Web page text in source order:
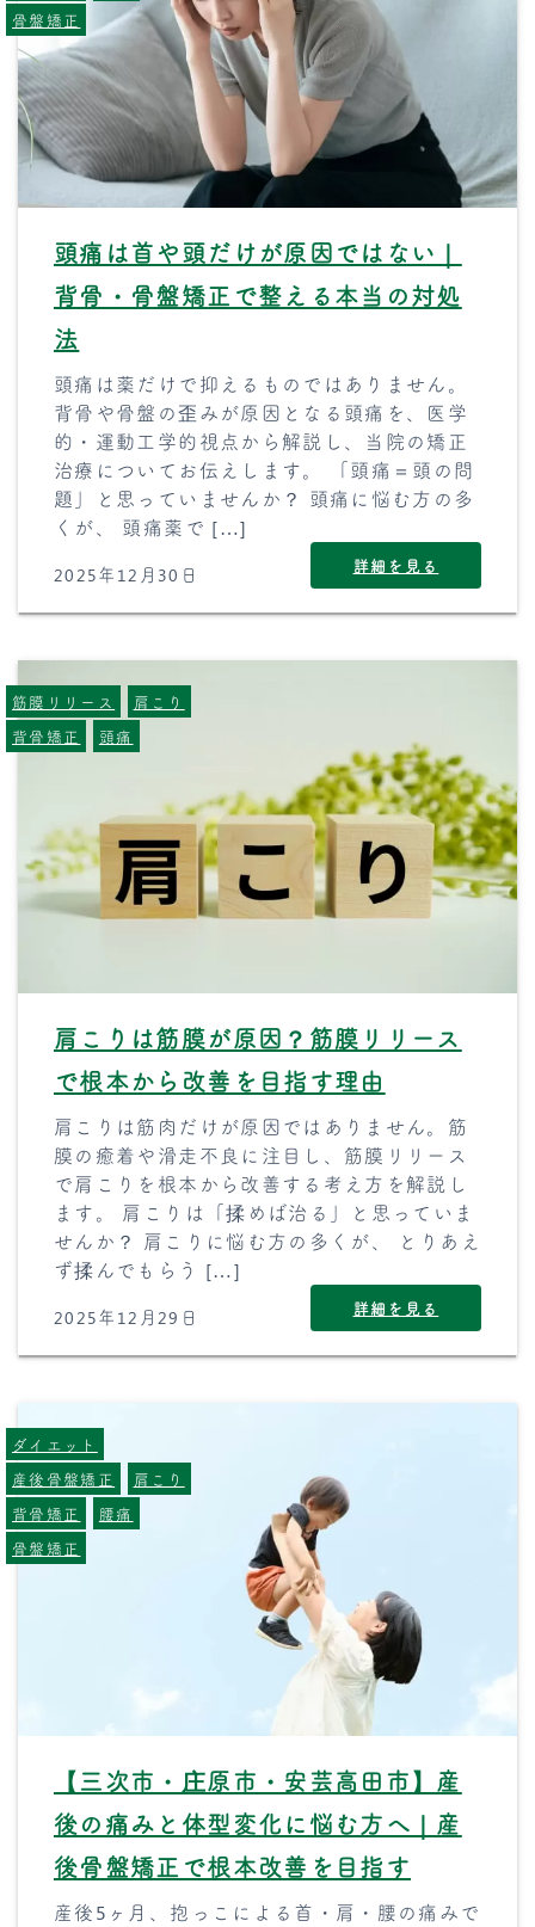
頭痛は首や頭だけが原因ではない｜
背骨・骨盤矯正で整える本当の対処
法
頭痛は薬だけで抑えるものではありません。
背骨や骨盤の歪みが原因となる頭痛を、医学
的・運動工学的視点から解説し、当院の矯正
治療についてお伝えします。 「頭痛＝頭の問
題」と思っていませんか？ 頭痛に悩む方の多
くが、 頭痛薬で […]
2025年12月30日 詳細を見る
骨盤矯正
肩こりは筋膜が原因？筋膜リリース
で根本から改善を目指す理由
肩こりは筋肉だけが原因ではありません。筋
膜の癒着や滑走不良に注目し、筋膜リリース
で肩こりを根本から改善する考え方を解説し
ます。 肩こりは「揉めば治る」と思っていま
せんか？ 肩こりに悩む方の多くが、 とりあえ
ず揉んでもらう […]
2025年12月29日 詳細を見る
筋膜リリース
肩こり
背骨矯正
頭痛
【三次市・庄原市・安芸高田市】産
後の痛みと体型変化に悩む方へ｜産
後骨盤矯正で根本改善を目指す
産後5ヶ月、抱っこによる首・肩・腰の痛みで
ダイエット
産後骨盤矯正
肩こり
背骨矯正
腰痛
骨盤矯正